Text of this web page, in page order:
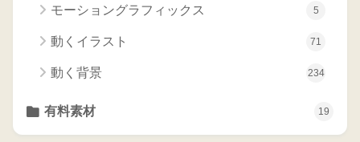
モーショングラフィックス 5
動くイラスト 71
動く背景 234
有料素材 19